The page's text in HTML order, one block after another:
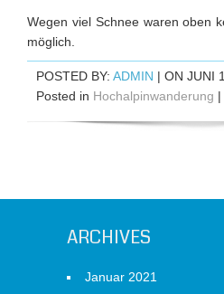
Wegen viel Schnee waren oben
möglich.
POSTED BY: ADMIN | ON JUNI
Posted in Hochalpinwanderung |
ARCHIVES
Januar 2021